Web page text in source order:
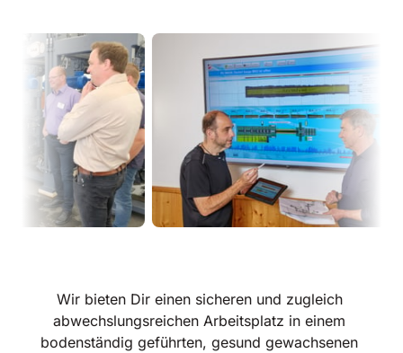
Wir bieten Dir einen sicheren und zugleich
abwechslungsreichen Arbeitsplatz in einem
bodenständig geführten, gesund gewachsenen